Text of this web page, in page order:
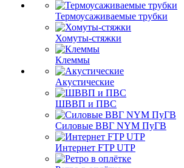
Термоусаживаемые трубки
Хомуты-стяжки
Клеммы
Акустические
ШВВП и ПВС
Силовые ВВГ NYM ПуГВ
Интернет FTP UTP